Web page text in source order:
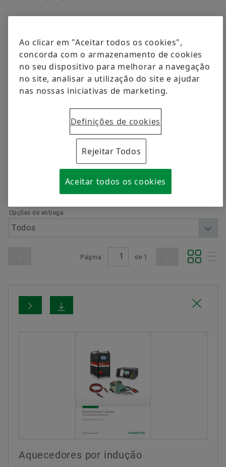
Supplier information management
Pedir agora
Redefinir
Opções de entrega
Página de 1
Aquecedores por indução
Ao clicar em "Aceitar todos os cookies",
concorda com o armazenamento de cookies
no seu dispositivo para melhorar a navegação
no site, analisar a utilização do site e ajudar
nas nossas iniciativas de marketing.
Definições de cookies
Rejeitar Todos
Aceitar todos os cookies